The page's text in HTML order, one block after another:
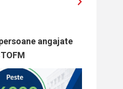
angajate